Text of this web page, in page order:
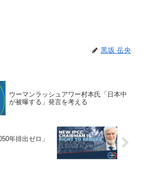
黒坂 岳央
ウーマンラッシュアワー村本氏「日本中
が被曝する」発言を考える
年排出ゼロ」